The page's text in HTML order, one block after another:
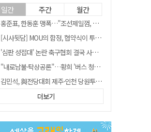
일간 주간 월간
홍준표, 한동훈 맹폭…"조선제일껌, 권력에 살고 권력에 죽었다"
[시사뒷담] MOU의 함정, 협약식이 투자 확정은 아니긴 해
'심판 성접대' 논란 축구협회 결국 사과…"깊이 반성, 쇄신하겠다"
"내로남불·탁상공론"…황희 '버스 청년주택' 제안에 與 내부서도 쓴소리
김민석, 與전당대회 제주·인천 당원투표서 승리…누적 득표는 '초박빙'
"경로당 통장에 비밀번호가 적혀 있다"…전국 돌며 경로당 13곳 턴 30대 구속
휠체어 환자 발로 밀어 숨지게 한 70대 간병인…2심도 집행유예
더보기